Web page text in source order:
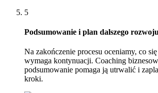
5
Podsumowanie i plan dalszego rozwoju
Na zakończenie procesu oceniamy, co
wymaga kontynuacji. Coaching
podsumowanie pomaga ją utrwalić i
kroki.